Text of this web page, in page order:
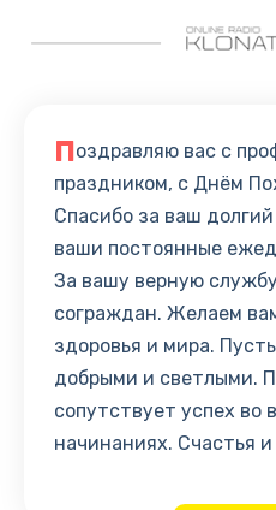
Поздравляю вас с
праздником, с Днём
Спасибо за ваш
ваши постоянные
За вашу верную
сограждан. Желаем
здоровья и мира.
добрыми и светлыми.
сопутствует успех во
начинаниях. Счастья